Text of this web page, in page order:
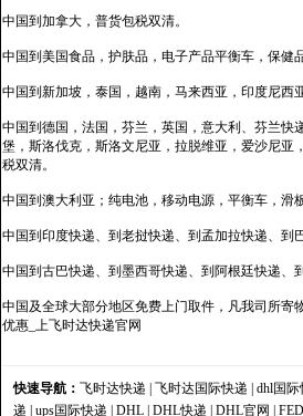
中国到加拿大，普货包税双清。
中国到美国食品，护肤品，电子产品平衡车，保健
中国到新加坡，泰国，越南，马来西亚，印度尼西
中国到德国，法国，芬兰，英国，意大利、芬兰
堡，斯洛伐克，斯洛文尼亚，拉脱维亚，爱沙尼
税双清。
中国到澳大利亚；纯电池，移动电源，平衡车，滑
中国到印度快递、到老挝快递、到孟加拉快递、到
中国到古巴快递、到墨西哥快递、到阿根廷快递、
中国及全球大部分地区免费上门取件，凡我司所寄
优惠_上飞时达快递官网
快速导航： 飞时达快递 飞时达国际快递 dhl国际
递
ups国际快递 DHL DHL快递 DHL官网